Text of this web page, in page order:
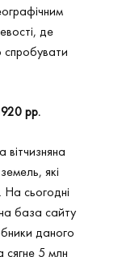
де
рр.
які
сьогодні
база сайту
даного
5 млн